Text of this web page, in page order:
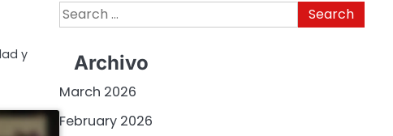
y
Search
for:
Archivo
March 2026
February 2026